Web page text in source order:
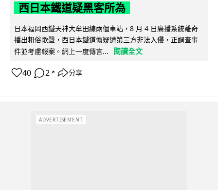
西日本鐵道疑黑客所為
日本福岡西鐵天神大牟田線兩個車站，8 月 4 日廣播系統離奇
播出粗俗歌聲，西日本鐵道懷疑遭第三方非法入侵，正調查事
件並考慮報案。網上一度傳言...
閱讀全文
40 2 ↗ 分享
ADVERTISEMENT